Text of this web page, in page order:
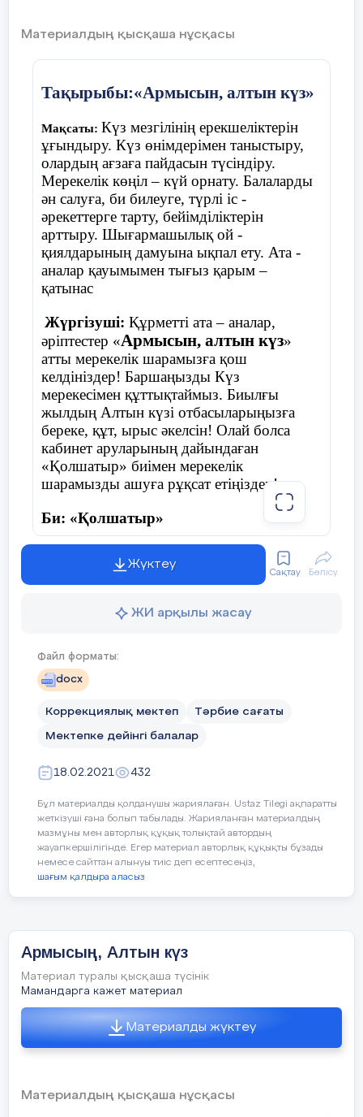
қолшатырдың жанына тұрады. Музыка
ойналады балалар билеп жүреді, музыка
тоқтағанда балалар қолшатырдың жанына
тұра қалу керек, қай балаға қолшатыр
жетпей қалса , сол бала ойыннан шығып
отырады.
Материалдың қысқаша нұсқасы
Тақырыбы:«Армысын, алтын күз»
Мақсаты: Күз мезгілінің ерекшеліктерін
ұғындыру. Күз өнімдерімен таныстыру,
олардың ағзаға пайдасын түсіндіру.
Мерекелік көңіл – күй орнату. Балаларды
ән салуға, би билеуге, түрлі іс -
әрекеттерге тарту, бейімділіктерін
арттыру. Шығармашылық ой -
қиялдарының дамуына ықпал ету. Ата -
аналар қауымымен тығыз қарым –
қатынас
Жүргізуші: Құрметті ата – аналар,
әріптестер «Армысын, алтын күз»
атты мерекелік шарамызға қош
келдініздер! Баршаңызды Күз
мерекесімен құттықтаймыз. Биылғы
жылдың Алтын күзі отбасыларыңызға
береке, құт, ырыс әкелсін! Олай болса
кабинет аруларының дайындаған
«Қолшатыр» биімен мерекелік
шарамызды ашуға рұқсат етіңіздер!
Би: «Қолшатыр»
Армасыздар, халайық,
Бармысыздар, халайық!
Күзгі тойды жұп жазбай,
Бірге қарсы алайық!
Дидактикалық ойын: «Дәміне қарай
ажырат.»
Жемістердің аттарын атап, қышқыл, тәтті,
дәмдерін ажырата білуге үйрету.
Ойын: «Тамшылар мен жапырақтар»
Жерде шашылып жатқан тамшылар мен
жапырақтарды жинау. Тамшыларды
«Кім жылдам?»
Үстелдің үстінде шашылып жатқан
жемістер мен көкөністерді ажыратады
Жүктеу
Сақтау Бөлісу
ЖИ арқылы жасау
Файл форматы:
docx
Коррекциялық мектеп Тәрбие сағаты
Мектепке дейінгі балалар
18.02.2021 432
Бұл материалды қолданушы жариялаған. Ustaz Tilegi ақпаратты
жеткізуші ғана болып табылады. Жарияланған материалдың
мазмұны мен авторлық құқық толықтай автордың
жауапкершілігінде. Егер материал авторлық құқықты бұзады
немесе сайттан алынуы тиіс деп есептесеңіз,
шағым қалдыра аласыз
Армысың, Алтын күз
Материал туралы қысқаша түсінік
Мамандарга кажет материал
Материалды жүктеу
Материалдың қысқаша нұсқасы